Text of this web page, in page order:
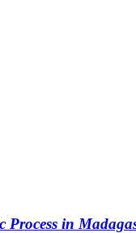
in